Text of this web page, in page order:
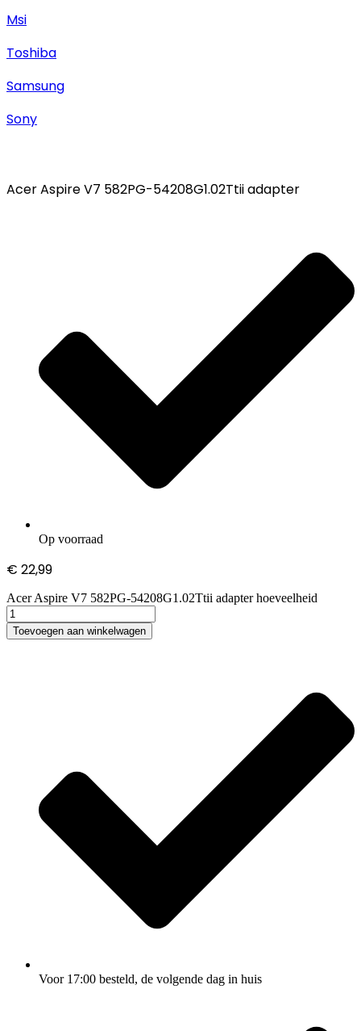
Msi
Toshiba
Samsung
Sony
Acer Aspire V7 582PG-54208G1.02Ttii adapter
Op voorraad
€ 22,99
Acer Aspire V7 582PG-54208G1.02Ttii adapter hoeveelheid
Toevoegen aan winkelwagen
Voor 17:00 besteld, de volgende dag in huis